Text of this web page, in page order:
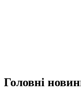
Головні